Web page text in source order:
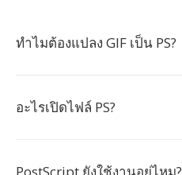
ทำไมต้องแปลง GIF เป็น PS?
อะไรเปิดไฟล์ PS?